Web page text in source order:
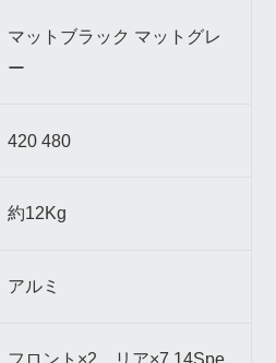
マットブラック マットグレ
ー
420 480
約12Kg
アルミ
フロント×2、リア×7 14Spe